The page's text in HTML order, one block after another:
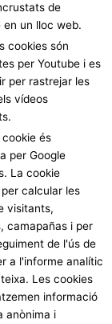
de
en un lloc web.
cookies són
per Youtube i es
per rastrejar les
vídeos
és
per Google
La cookie
calcular les
visitants,
camapañas i per
de l'ús de
a l'informe analític
Les cookies
informació
anònima i